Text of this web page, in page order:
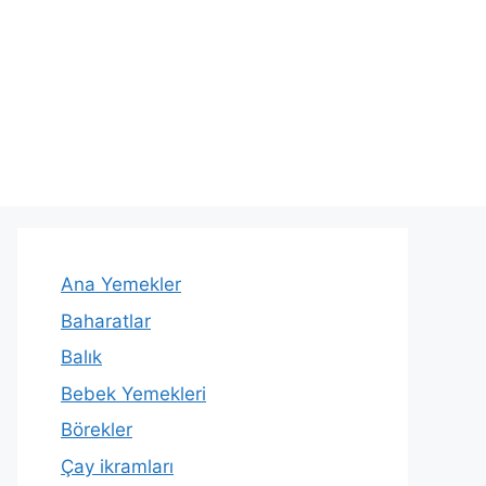
Ana Yemekler
Baharatlar
Balık
Bebek Yemekleri
Börekler
Çay ikramları